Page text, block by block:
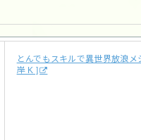
とんでもスキルで異世界放浪メ
岸 K ]